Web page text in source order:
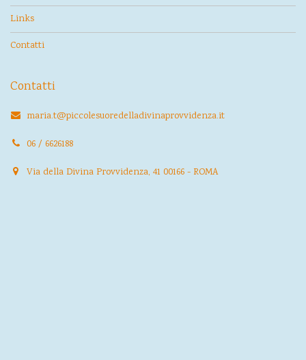
Links
Contatti
Contatti
maria.t@piccolesuoredelladivinaprovvidenza.it
06 / 6626188
Via della Divina Provvidenza, 41 00166 - ROMA